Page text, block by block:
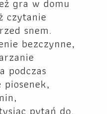
gra w domu
czytanie
snem.
bezczynne,
podczas